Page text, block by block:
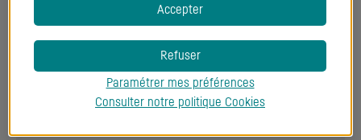
Modélisation
Montage d’opérations de financement
Accepter
Refuser
Paramétrer mes préférences
Consulter notre politique Cookies